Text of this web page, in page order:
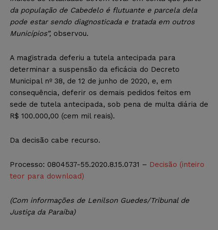
da população de Cabedelo é flutuante e parcela dela
pode estar sendo diagnosticada e tratada em outros
Municípios”, observou.
A magistrada deferiu a tutela antecipada para
determinar a suspensão da eficácia do Decreto
Municipal nº 38, de 12 de junho de 2020, e, em
consequência, deferir os demais pedidos feitos em
sede de tutela antecipada, sob pena de multa diária de
R$ 100.000,00 (cem mil reais).
Da decisão cabe recurso.
Processo: 0804537-55.2020.8.15.0731 – Decisão (inteiro
teor para download)
(Com informações de Lenilson Guedes/Tribunal de
Justiça da Paraíba)